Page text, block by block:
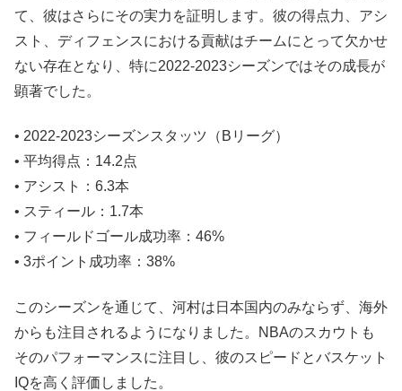
て、彼はさらにその実力を証明します。彼の得点力、アシ
スト、ディフェンスにおける貢献はチームにとって欠かせ
ない存在となり、特に2022-2023シーズンではその成長が
顕著でした。
• 2022-2023シーズンスタッツ（Bリーグ）
• 平均得点：14.2点
• アシスト：6.3本
• スティール：1.7本
• フィールドゴール成功率：46%
• 3ポイント成功率：38%
このシーズンを通じて、河村は日本国内のみならず、海外
からも注目されるようになりました。NBAのスカウトも
そのパフォーマンスに注目し、彼のスピードとバスケット
IQを高く評価しました。